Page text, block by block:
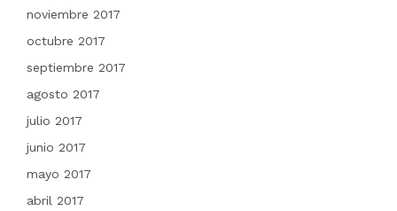
noviembre 2017
octubre 2017
septiembre 2017
agosto 2017
julio 2017
junio 2017
mayo 2017
abril 2017